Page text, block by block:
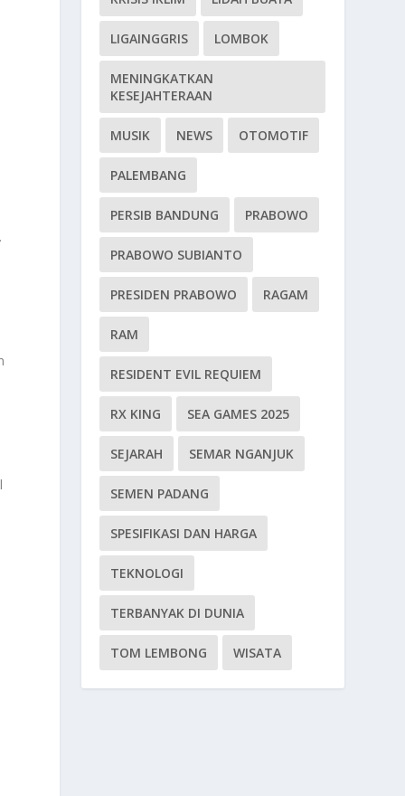
LIGAINGGRIS LOMBOK
MENINGKATKAN
KESEJAHTERAAN
MUSIK NEWS OTOMOTIF
PALEMBANG
PERSIB BANDUNG PRABOWO
PRABOWO SUBIANTO
PRESIDEN PRABOWO RAGAM
RAM
RESIDENT EVIL REQUIEM
RX KING SEA GAMES 2025
SEJARAH SEMAR NGANJUK
SEMEN PADANG
SPESIFIKASI DAN HARGA
TEKNOLOGI
TERBANYAK DI DUNIA
TOM LEMBONG WISATA